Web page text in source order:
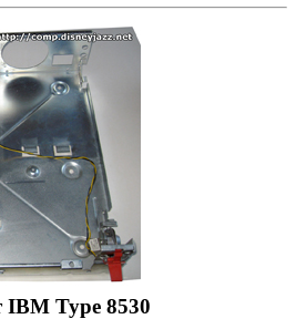
IBM Type 8530